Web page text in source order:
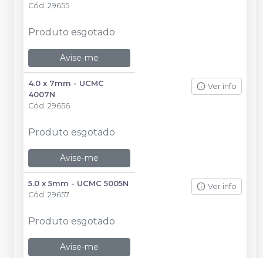
Cód. 29655
Produto esgotado
Avise-me
4.0 x 7mm - UCMC
4007N
Cód. 29656
Ver info
Produto esgotado
Avise-me
5.0 x 5mm - UCMC 5005N
Cód. 29657
Ver info
Produto esgotado
Avise-me